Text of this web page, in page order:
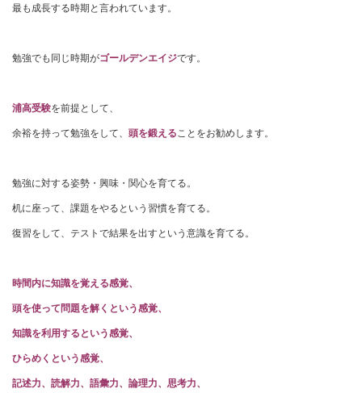
最も成長する時期と言われています。
勉強でも同じ時期がゴールデンエイジです。
浦高受験を前提として、
余裕を持って勉強をして、 頭を鍛えることをお勧めします。
勉強に対する姿勢・興味・関心を育てる。
机に座って、課題をやるという習慣を育てる。
復習をして、テストで結果を出すという意識を育てる。
時間内に知識を覚える感覚、
頭を使って問題を解くという感覚、
知識を利用するという感覚、
ひらめくという感覚、
記述力、読解力、語彙力、論理力、思考力、